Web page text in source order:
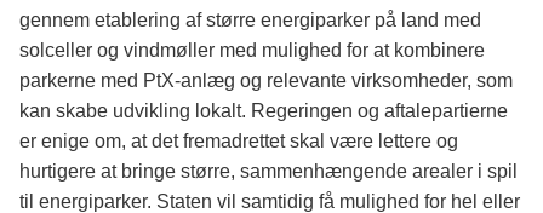
gennem etablering af større energiparker på land med
solceller og vindmøller med mulighed for at kombinere
parkerne med PtX-anlæg og relevante virksomheder, som
kan skabe udvikling lokalt. Regeringen og aftalepartierne
er enige om, at det fremadrettet skal være lettere og
hurtigere at bringe større, sammenhængende arealer i spil
til energiparker. Staten vil samtidig få mulighed for hel eller